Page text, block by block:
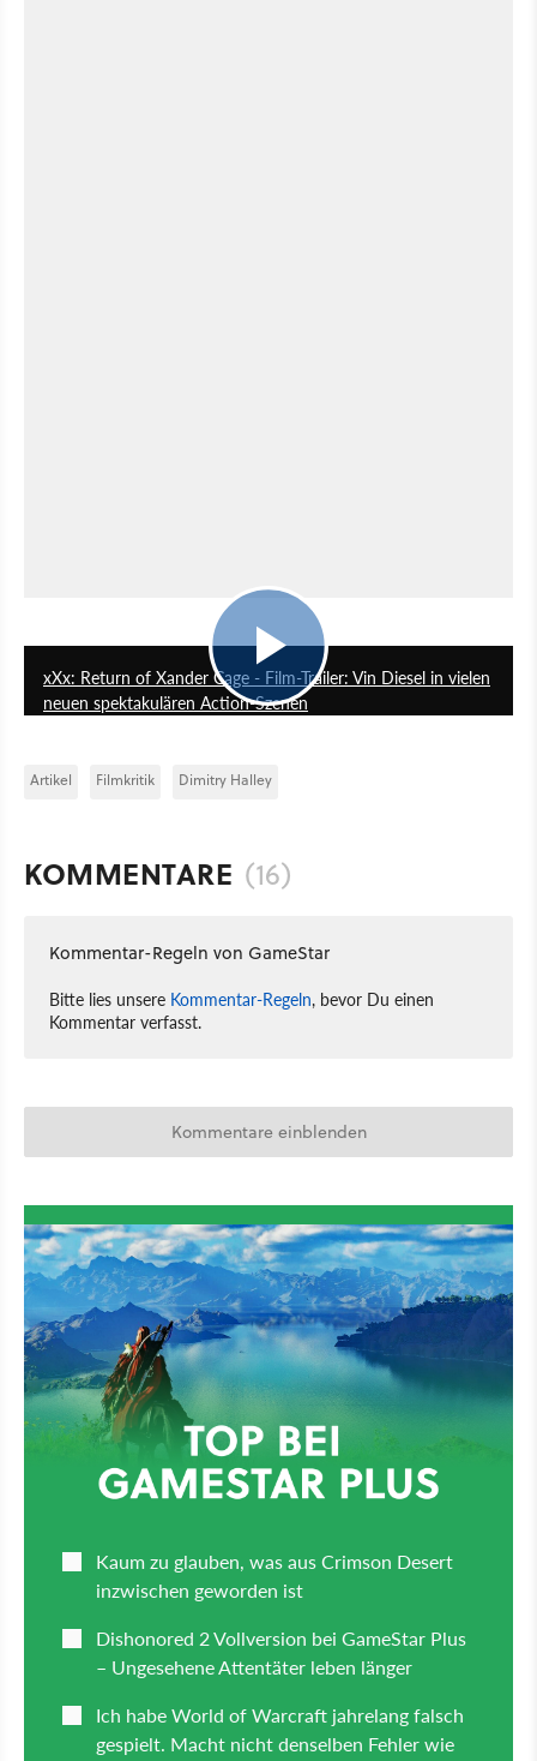
xXx: Return of Xander Cage - Film-Trailer: Vin Diesel in vielen
neuen spektakulären Action-Szenen
Artikel Filmkritik Dimitry Halley
KOMMENTARE (16)
Kommentar-Regeln von GameStar
Bitte lies unsere Kommentar-Regeln, bevor Du einen
Kommentar verfasst.
Kommentare einblenden